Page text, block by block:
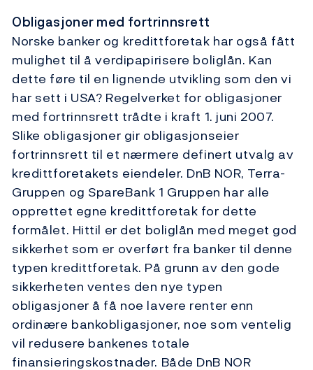
Obligasjoner med fortrinnsrett
Norske banker og kredittforetak har også fått
mulighet til å verdipapirisere boliglån. Kan
dette føre til en lignende utvikling som den vi
har sett i USA? Regelverket for obligasjoner
med fortrinnsrett trådte i kraft 1. juni 2007.
Slike obligasjoner gir obligasjonseier
fortrinnsrett til et nærmere definert utvalg av
kredittforetakets eiendeler. DnB NOR, Terra-
Gruppen og SpareBank 1 Gruppen har alle
opprettet egne kredittforetak for dette
formålet. Hittil er det boliglån med meget god
sikkerhet som er overført fra banker til denne
typen kredittforetak. På grunn av den gode
sikkerheten ventes den nye typen
obligasjoner å få noe lavere renter enn
ordinære bankobligasjoner, noe som ventelig
vil redusere bankenes totale
finansieringskostnader. Både DnB NOR